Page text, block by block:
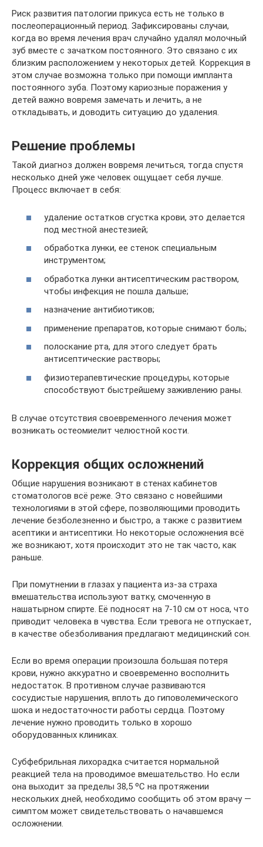
Риск развития патологии прикуса есть не только в
послеоперационный период. Зафиксированы случаи,
когда во время лечения врач случайно удалял молочный
зуб вместе с зачатком постоянного. Это связано с их
близким расположением у некоторых детей. Коррекция в
этом случае возможна только при помощи импланта
постоянного зуба. Поэтому кариозные поражения у
детей важно вовремя замечать и лечить, а не
откладывать, и доводить ситуацию до удаления.
Решение проблемы
Такой диагноз должен вовремя лечиться, тогда спустя
несколько дней уже человек ощущает себя лучше.
Процесс включает в себя:
удаление остатков сгустка крови, это делается
под местной анестезией;
обработка лунки, ее стенок специальным
инструментом;
обработка лунки антисептическим раствором,
чтобы инфекция не пошла дальше;
назначение антибиотиков;
применение препаратов, которые снимают боль;
полоскание рта, для этого следует брать
антисептические растворы;
физиотерапевтические процедуры, которые
способствуют быстрейшему заживлению раны.
В случае отсутствия своевременного лечения может
возникать остеомиелит челюстной кости.
Коррекция общих осложнений
Общие нарушения возникают в стенах кабинетов
стоматологов всё реже. Это связано с новейшими
технологиями в этой сфере, позволяющими проводить
лечение безболезненно и быстро, а также с развитием
асептики и антисептики. Но некоторые осложнения всё
же возникают, хотя происходит это не так часто, как
раньше.
При помутнении в глазах у пациента из-за страха
вмешательства используют ватку, смоченную в
нашатырном спирте. Её подносят на 7-10 см от носа, что
приводит человека в чувства. Если тревога не отпускает,
в качестве обезболивания предлагают медицинский сон.
Если во время операции произошла большая потеря
крови, нужно аккуратно и своевременно восполнить
недостаток. В противном случае развиваются
сосудистые нарушения, вплоть до гиповолемического
шока и недостаточности работы сердца. Поэтому
лечение нужно проводить только в хорошо
оборудованных клиниках.
Субфебрильная лихорадка считается нормальной
реакцией тела на проводимое вмешательство. Но если
она выходит за пределы 38,5 ºС на протяжении
нескольких дней, необходимо сообщить об этом врачу —
симптом может свидетельствовать о начавшемся
осложнении.